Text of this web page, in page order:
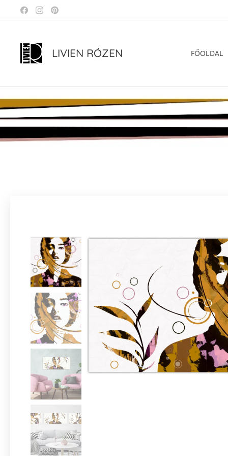
LIVIEN RÓZEN FŐOLDAL
.